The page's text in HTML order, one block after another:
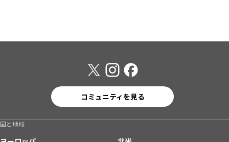
コミュニティを見る
国と地域